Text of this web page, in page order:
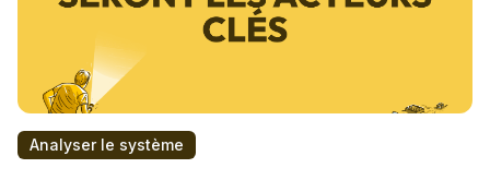
Analyser le système